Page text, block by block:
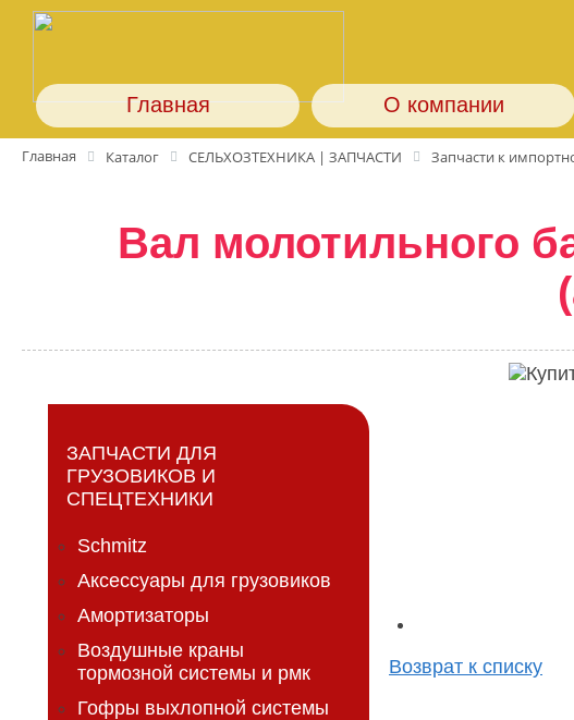
Главная О компании
Главная Каталог СЕЛЬХОЗТЕХНИКА | ЗАПЧАСТИ Запчасти к
Вал молотильного
ЗАПЧАСТИ ДЛЯ
ГРУЗОВИКОВ И
СПЕЦТЕХНИКИ
Schmitz
Аксессуары для грузовиков
Амортизаторы
Воздушные краны
тормозной системы и рмк
Гофры выхлопной системы
Возврат к списку